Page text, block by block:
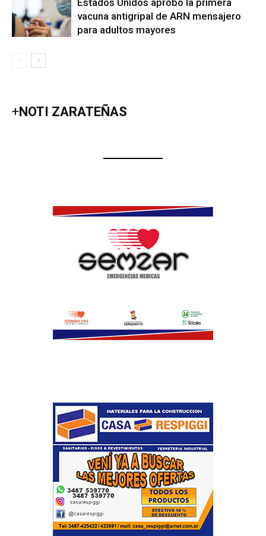
Estados Unidos aprobó la primera
vacuna antigripal de ARN mensajero
para adultos mayores
+NOTI ZARATEÑAS